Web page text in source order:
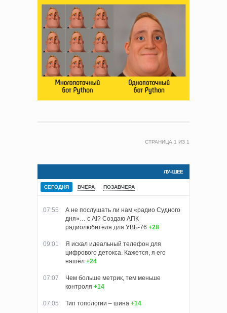
СТРАНИЦА 1 ИЗ 1
ЛУЧШЕЕ
СЕГОДНЯ ВЧЕРА ПОЗАВЧЕРА
07:55
А не послушать ли нам «радио Судного
дня»… с AI? Создаю АПК
радиолюбителя для УВБ-76 +28
09:01
Я искал идеальный телефон для
цифрового детокса. Кажется, я его
нашёл +24
07:07
Чем больше метрик, тем меньше
контроля +14
07:05 Тип топологии – шина +14